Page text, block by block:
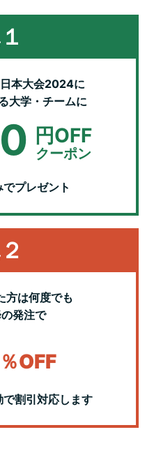
１
本大会2024に
大学・チームに
円OFF
クーポン
プレゼント
２
方は何度でも
発注で
％OFF
割引対応します